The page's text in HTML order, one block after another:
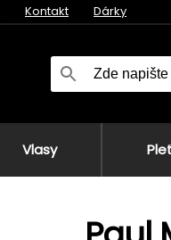
Kontakt Dárky
Vlasy